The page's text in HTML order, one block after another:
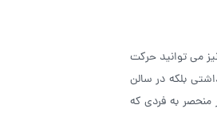
می توانید حرکت
بلکه در سالن
منحصر به فردی که